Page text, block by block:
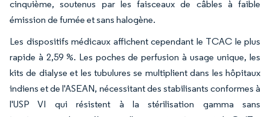
cinquième, soutenus par les faisceaux de câbles à faible
émission de fumée et sans halogène.
Les dispositifs médicaux affichent cependant le TCAC le plus
rapide à 2,59 %. Les poches de perfusion à usage unique, les
kits de dialyse et les tubulures se multiplient dans les hôpitaux
indiens et de l'ASEAN, nécessitant des stabilisants conformes à
l'USP VI qui résistent à la stérilisation gamma sans